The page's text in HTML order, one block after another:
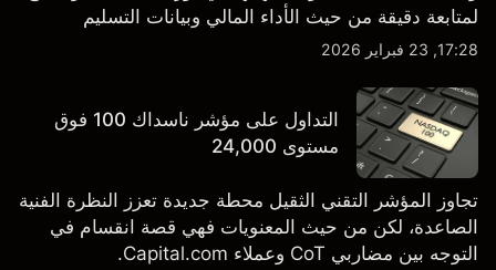
لمتابعة دقيقة من حيث الأداء المالي وبيانات التسليم
والتطورات في التكنولوجيا والتصنيع. استكشف أهداف أسعار
17:28, 23 فبراير 2026
التداول على مؤشر ناسداك 100 فوق
مستوى 24,000
تجاوز المؤشر التقني الثقيل محطة جديدة تعزز النظرة الفنية
الصاعدة، لكن من حيث المعنويات فهي قصة انقسام في
التوجه بين مضاربي CoT وعملاء Capital.com.